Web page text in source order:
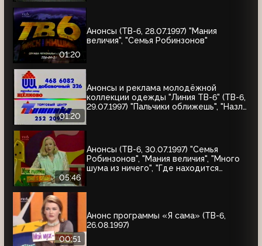
01:20
Анонсы (ТВ-6, 28.07.1997) "Мания
величия", "Семья Робинзонов"
01:20
Анонсы и реклама молодёжной
коллекции одежды "Линия ТВ-6" (ТВ-6,
29.07.1997) "Пальчики оближешь", "Назло
05:46
Анонсы (ТВ-6, 30.07.1997) "Семья
Робинзонов", "Мания величия", "Много
шума из ничего", "Где находится
00:51
Анонс программы «Я сама» (ТВ-6,
26.08.1997)